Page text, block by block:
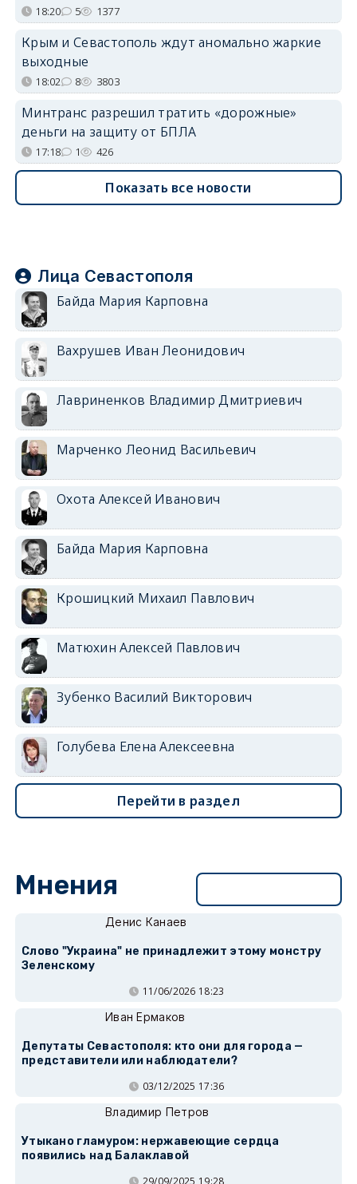
18:20 5 1377
Крым и Севастополь ждут аномально жаркие
выходные
18:02 8 3803
Минтранс разрешил тратить «дорожные»
деньги на защиту от БПЛА
17:18 1 426
Показать все новости
Лица Севастополя
Байда Мария Карповна
Вахрушев Иван Леонидович
Лавриненков Владимир Дмитриевич
Марченко Леонид Васильевич
Охота Алексей Иванович
Байда Мария Карповна
Крошицкий Михаил Павлович
Матюхин Алексей Павлович
Зубенко Василий Викторович
Голубева Елена Алексеевна
Перейти в раздел
Мнения
Денис Канаев
Слово "Украина" не принадлежит этому монстру
Зеленскому
11/06/2026 18:23
Иван Ермаков
Депутаты Севастополя: кто они для города —
представители или наблюдатели?
03/12/2025 17:36
Владимир Петров
Утыкано гламуром: нержавеющие сердца
появились над Балаклавой